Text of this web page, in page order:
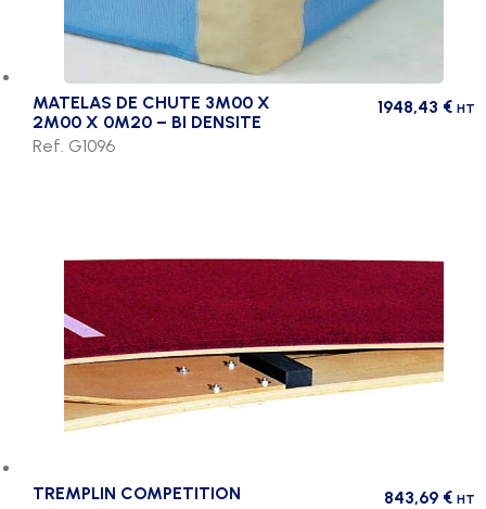
MATELAS DE CHUTE 3M00 X
2M00 X 0M20 – BI DENSITE
1948,43 € HT
Ref. G1096
TREMPLIN COMPETITION 843,69 € HT